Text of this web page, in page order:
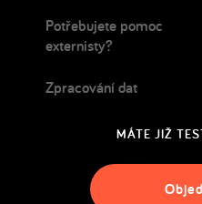
Potřebujete pomoc
externisty?
Zpracování dat
MÁTE JIŽ